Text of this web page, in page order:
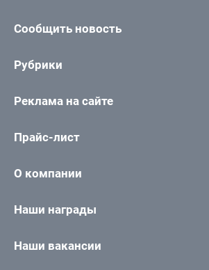
Сообщить новость
Рубрики
Реклама на сайте
Прайс-лист
О компании
Наши награды
Наши вакансии